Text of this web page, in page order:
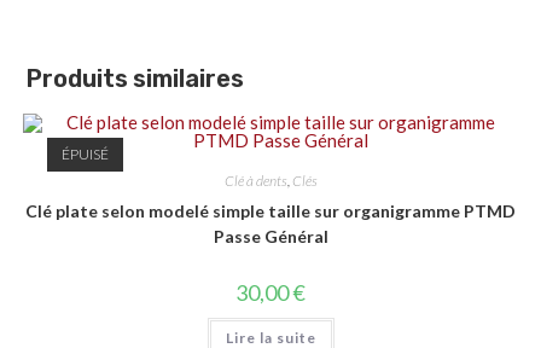
Produits similaires
ÉPUISÉ
Clé à dents, Clés
Clé plate selon modelé simple taille sur organigramme PTMD
Passe Général
30,00€
Lire la suite